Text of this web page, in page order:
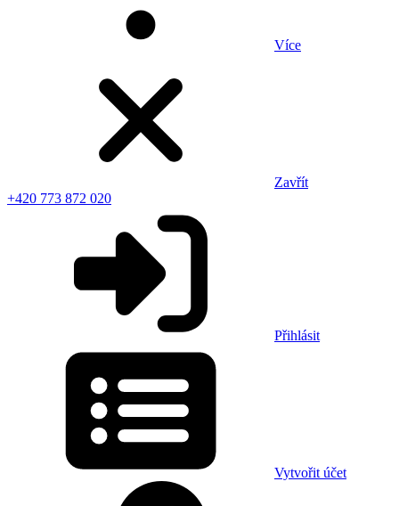
Více
Zavřít
+420 773 872 020
Přihlásit
Vytvořit účet